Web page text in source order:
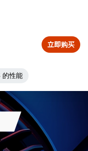
的性能
立即购买